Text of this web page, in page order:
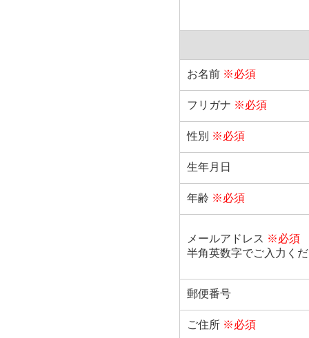
お名前 ※必須
フリガナ ※必須
性別 ※必須
生年月日
年齢 ※必須
メールアドレス ※必須
半角英数字でご入力く
郵便番号
ご住所 ※必須